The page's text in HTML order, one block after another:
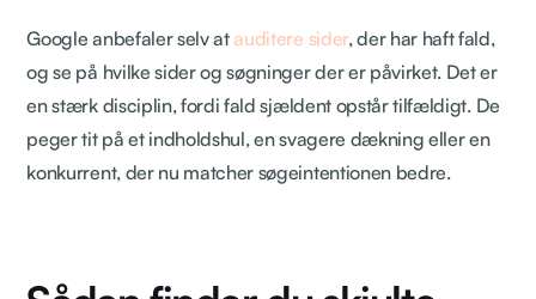
Google anbefaler selv at auditere sider, der har haft fald,
og se på hvilke sider og søgninger der er påvirket. Det er
en stærk disciplin, fordi fald sjældent opstår tilfældigt. De
peger tit på et indholdshul, en svagere dækning eller en
konkurrent, der nu matcher søgeintentionen bedre.